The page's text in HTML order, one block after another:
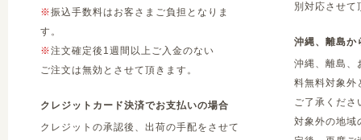
※振込手数料はお客さまご負担となりま
す。
※注文確定後1週間以上ご入金のない
ご注文は無効とさせて頂きます。
クレジットカード決済でお支払いの場合
クレジットの承認後、出荷の手配をさせて
別対応させて
沖縄、離島か
沖縄、離島、
料無料対象外
ご了承くださ
対象外の地域